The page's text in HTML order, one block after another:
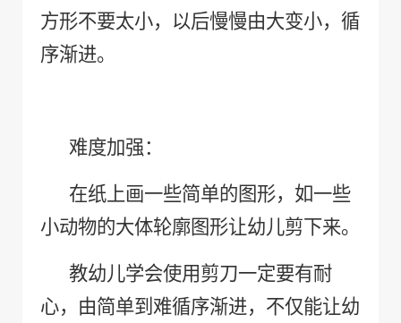
方形不要太小，以后慢慢由大变小，循
序渐进。
难度加强：
在纸上画一些简单的图形，如一些
小动物的大体轮廓图形让幼儿剪下来。
教幼儿学会使用剪刀一定要有耐
心，由简单到难循序渐进，不仅能让幼